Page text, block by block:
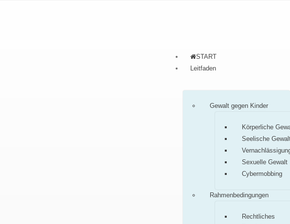
START
Leitfaden
Gewalt gegen Kinder
Körperliche
Seelische
Sexuelle Gewalt
Cybermobbing
Rahmenbedingungen
Rechtliches